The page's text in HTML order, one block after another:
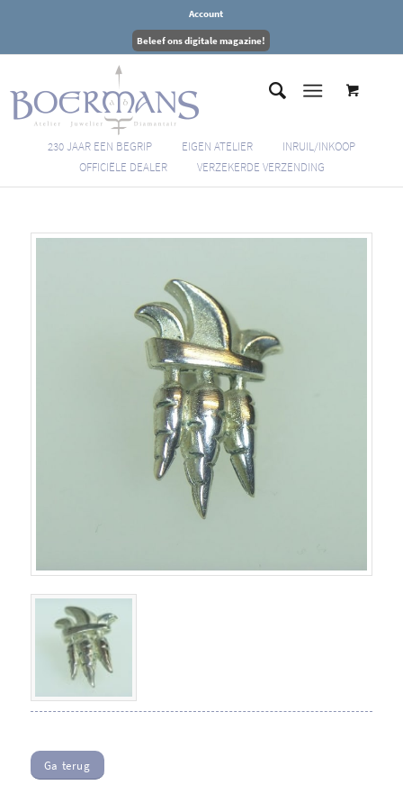
Account
Beleef ons digitale magazine!
230 JAAR EEN BEGRIP EIGEN ATELIER
INRUIL/INKOOP
OFFICIËLE DEALER
VERZEKERDE VERZENDING
Ga terug